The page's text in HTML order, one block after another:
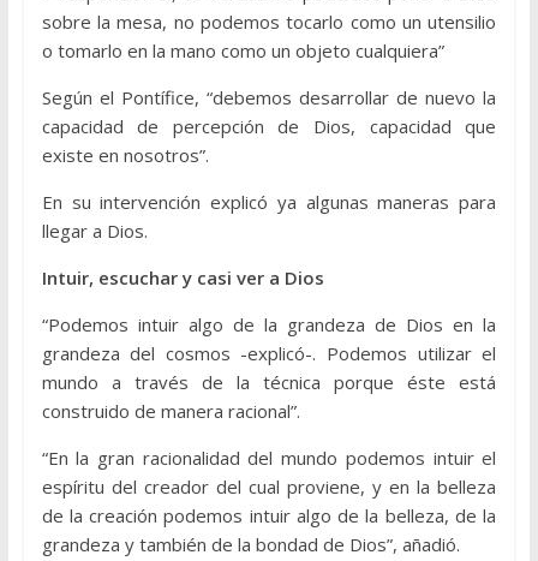
sobre la mesa, no podemos tocarlo como un utensilio
o tomarlo en la mano como un objeto cualquiera”
Según el Pontífice, “debemos desarrollar de nuevo la
capacidad de percepción de Dios, capacidad que
existe en nosotros”.
En su intervención explicó ya algunas maneras para
llegar a Dios.
Intuir, escuchar y casi ver a Dios
“Podemos intuir algo de la grandeza de Dios en la
grandeza del cosmos -explicó-. Podemos utilizar el
mundo a través de la técnica porque éste está
construido de manera racional”.
“En la gran racionalidad del mundo podemos intuir el
espíritu del creador del cual proviene, y en la belleza
de la creación podemos intuir algo de la belleza, de la
grandeza y también de la bondad de Dios”, añadió.